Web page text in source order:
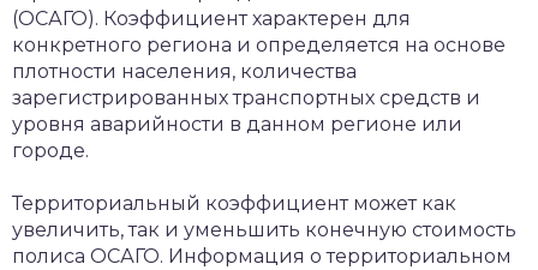
(ОСАГО). Коэффициент характерен для
конкретного региона и определяется на основе
плотности населения, количества
зарегистрированных транспортных средств и
уровня аварийности в данном регионе или
городе.
Территориальный коэффициент может как
увеличить, так и уменьшить конечную стоимость
полиса ОСАГО. Информация о территориальном